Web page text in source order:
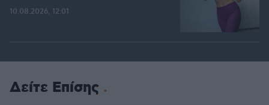
10.08.2026, 12:01
Δείτε Επίσης